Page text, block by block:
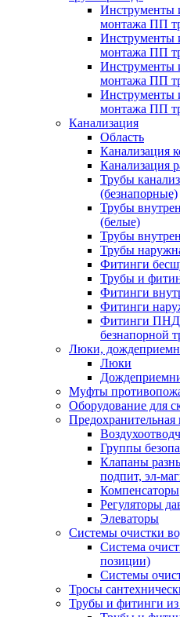
Инструменты
монтажа ПП
Инструменты
монтажа ПП
Инструменты
монтажа ПП
Инструменты
монтажа ПП
Канализация
Область
Канализация
Канализация
Трубы
(безнапорные)
Трубы
(белые)
Трубы
Трубы
Фитинги
Трубы и
Фитинги
Фитинги
Фитинги ПНД
безнапорной
Люки,
Люки
Муфты
Оборудование для
Группы
Клапаны
подпит, эл-
Компенсаторы
Регуляторы
Элеваторы
Системы очистки
Система
позиции)
Системы
Тросы
Трубы и фитинги из